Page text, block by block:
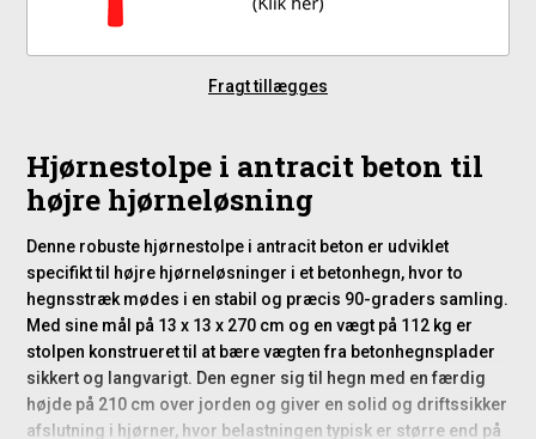
Fragt tillægges
Hjørnestolpe i antracit beton til
højre hjørneløsning
Denne robuste hjørnestolpe i antracit beton er udviklet
specifikt til højre hjørneløsninger i et betonhegn, hvor to
hegnsstræk mødes i en stabil og præcis 90-graders samling.
Med sine mål på 13 x 13 x 270 cm og en vægt på 112 kg er
stolpen konstrueret til at bære vægten fra betonhegnsplader
sikkert og langvarigt. Den egner sig til hegn med en færdig
højde på 210 cm over jorden og giver en solid og driftssikker
afslutning i hjørner, hvor belastningen typisk er større end på